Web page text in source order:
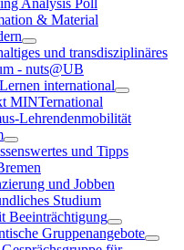
& Material
und transdisziplinäres
- nuts@UB
international
MINTernational
Lehrendenmobilität
und Tipps
und Jobben
Studium
Beeinträchtigung
Gruppenangebote